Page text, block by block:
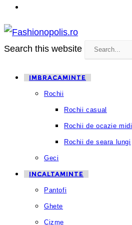
Search this website
IMBRACAMINTE
Rochii
Rochii casual
Rochii de ocazie midi
Rochii de seara lungi
Geci
INCALTAMINTE
Pantofi
Ghete
Cizme